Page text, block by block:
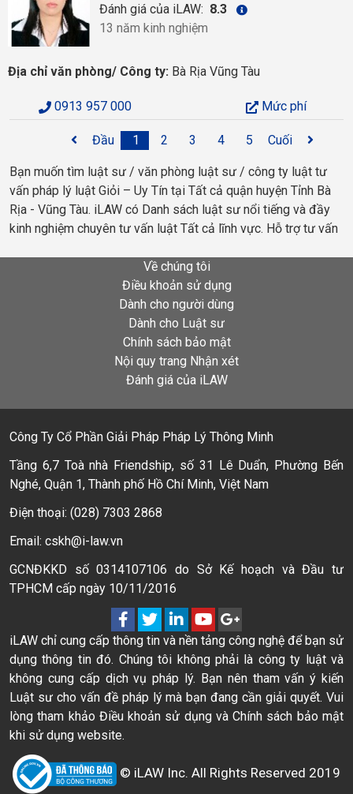
Đánh giá của iLAW: 8.3
13 năm kinh nghiệm
Địa chỉ văn phòng/ Công ty: Bà Rịa Vũng Tàu
0913 957 000 Mức phí
Đầu 1 2 3 4 5 Cuối
Bạn muốn tìm luật sư / văn phòng luật sư / công ty luật tư
vấn pháp lý luật Giỏi – Uy Tín tại Tất cả quận huyện Tỉnh Bà
Rịa - Vũng Tàu. iLAW có Danh sách luật sư nổi tiếng và đầy
kinh nghiệm chuyên tư vấn luật Tất cả lĩnh vực. Hỗ trợ tư vấn
Về chúng tôi
Điều khoản sử dụng
Dành cho người dùng
Dành cho Luật sư
Chính sách bảo mật
Nội quy trang Nhận xét
Đánh giá của iLAW
Công Ty Cổ Phần Giải Pháp Pháp Lý Thông Minh
Tầng 6,7 Toà nhà Friendship, số 31 Lê Duẩn, Phường Bến
Nghé, Quận 1, Thành phố Hồ Chí Minh, Việt Nam
Điện thoại: (028) 7303 2868
Email: cskh@i-law.vn
GCNĐKKD số 0314107106 do Sở Kế hoạch và Đầu tư
TPHCM cấp ngày 10/11/2016
iLAW chỉ cung cấp thông tin và nền tảng công nghệ để bạn sử
dụng thông tin đó. Chúng tôi không phải là công ty luật và
không cung cấp dịch vụ pháp lý. Bạn nên tham vấn ý kiến
Luật sư cho vấn đề pháp lý mà bạn đang cần giải quyết. Vui
lòng tham khảo Điều khoản sử dụng và Chính sách bảo mật
khi sử dụng website.
© iLAW Inc. All Rights Reserved 2019